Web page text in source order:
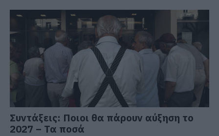
Συντάξεις: Ποιοι θα πάρουν αύξηση το
2027 – Τα ποσά